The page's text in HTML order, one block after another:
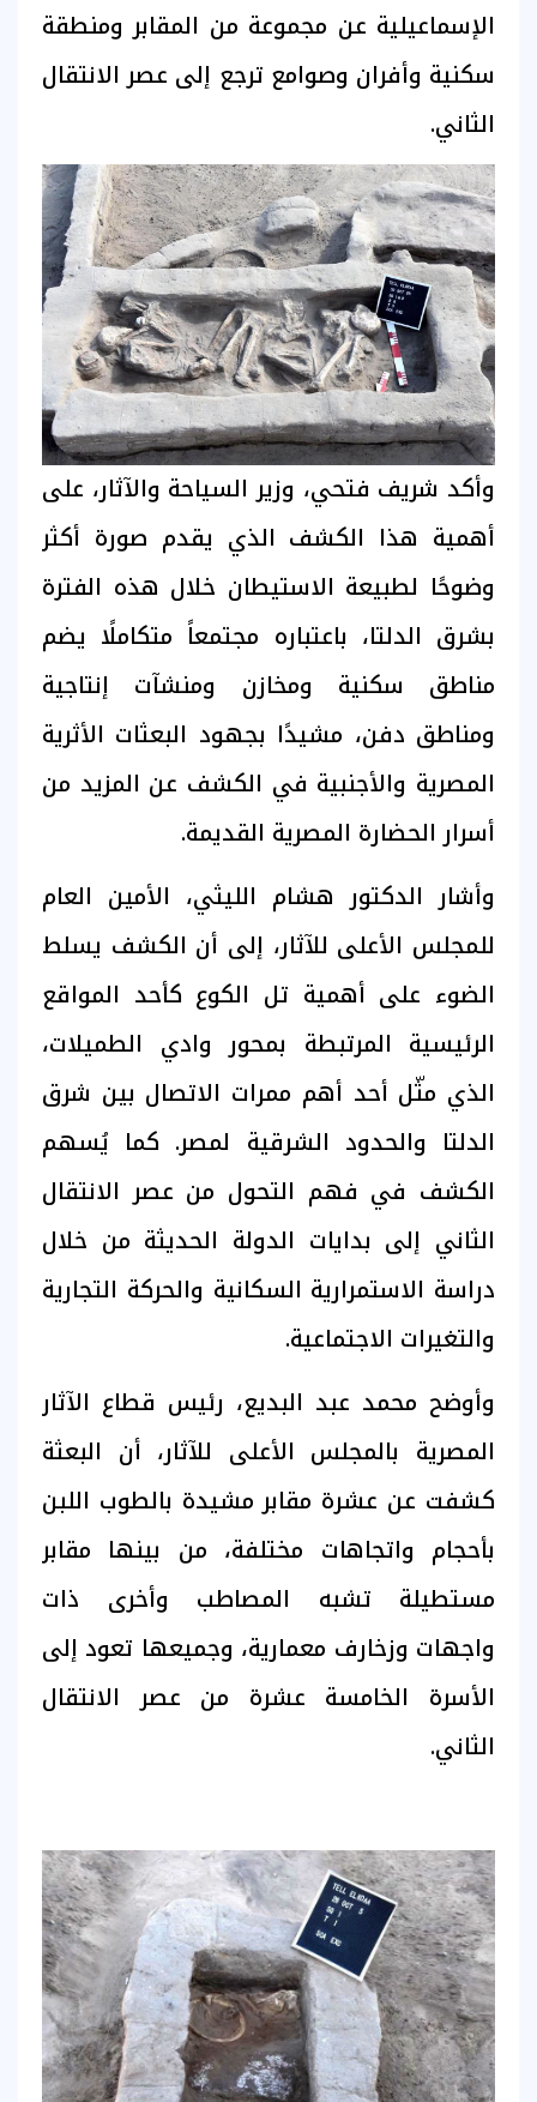
الإسماعيلية عن مجموعة من المقابر ومنطقة
سكنية وأفران وصوامع ترجع إلى عصر الانتقال
الثاني.
وأكد شريف فتحي، وزير السياحة والآثار، على
أهمية هذا الكشف الذي يقدم صورة أكثر
وضوحًا لطبيعة الاستيطان خلال هذه الفترة
بشرق الدلتا، باعتباره مجتمعاً متكاملًا يضم
مناطق سكنية ومخازن ومنشآت إنتاجية
ومناطق دفن، مشيدًا بجهود البعثات الأثرية
المصرية والأجنبية في الكشف عن المزيد من
أسرار الحضارة المصرية القديمة.
وأشار الدكتور هشام الليثي، الأمين العام
للمجلس الأعلى للآثار، إلى أن الكشف يسلط
الضوء على أهمية تل الكوع كأحد المواقع
الرئيسية المرتبطة بمحور وادي الطميلات،
الذي مثّل أحد أهم ممرات الاتصال بين شرق
الدلتا والحدود الشرقية لمصر. كما يُسهم
الكشف في فهم التحول من عصر الانتقال
الثاني إلى بدايات الدولة الحديثة من خلال
دراسة الاستمرارية السكانية والحركة التجارية
والتغيرات الاجتماعية.
وأوضح محمد عبد البديع، رئيس قطاع الآثار
المصرية بالمجلس الأعلى للآثار، أن البعثة
كشفت عن عشرة مقابر مشيدة بالطوب اللبن
بأحجام واتجاهات مختلفة، من بينها مقابر
مستطيلة تشبه المصاطب وأخرى ذات
واجهات وزخارف معمارية، وجميعها تعود إلى
الأسرة الخامسة عشرة من عصر الانتقال
الثاني.